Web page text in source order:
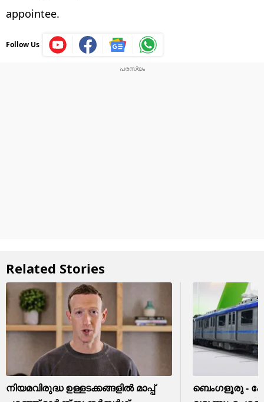
appointee.
Follow Us
Related Stories
നിയമവിരുദ്ധ ഉള്ളടക്കങ്ങളിൽ മാപ്പ്
ബെംഗളൂരു -